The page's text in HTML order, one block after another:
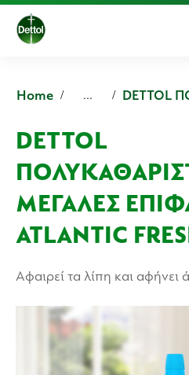
Home ...
DETTOL
ΜΕΓΑΛΕΣ
ATLANTIC
Αφαιρεί τα λίπη και